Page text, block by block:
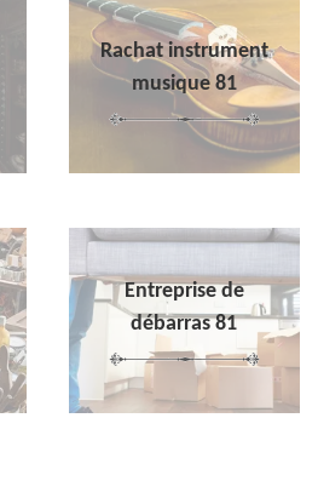
Rachat instrument
musique 81
Entreprise de
débarras 81